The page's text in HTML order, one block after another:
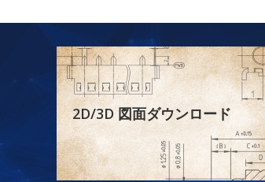
2D/3D 図面ダウンロード